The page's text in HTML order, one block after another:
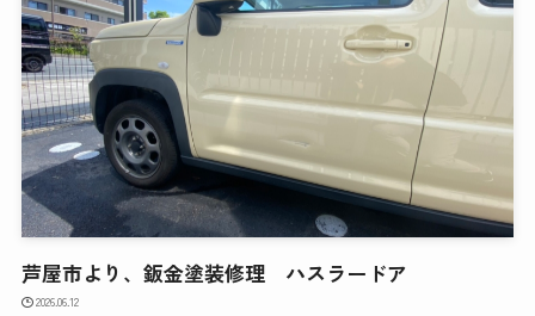
芦屋市より、鈑金塗装修理 ハスラードア
2026.06.12